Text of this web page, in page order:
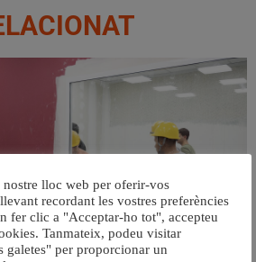
lloc web per oferir-vos
recordant les vostres preferències
fer clic a "Acceptar-ho tot", accepteu
Tanmateix, podeu visitar
galetes" per proporcionar un